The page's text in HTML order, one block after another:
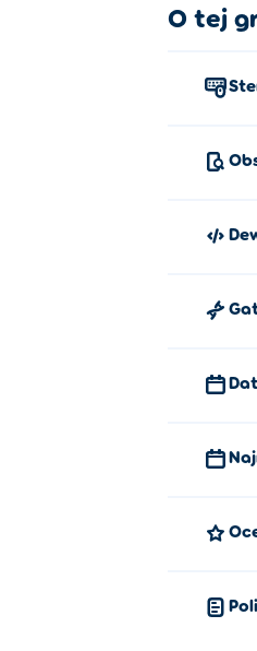
O tej